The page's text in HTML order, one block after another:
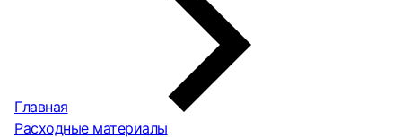
Главная
Расходные материалы